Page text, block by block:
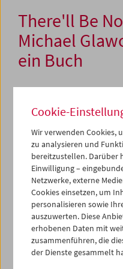
There'll Be
Michael
ein Buch
Der Filmemacher und
am 22. April 2014 in
Österreichische
viele seiner Freunde
dennoch keine Tränen
die enorme Lebendigkeit
Wien-Premiere seines
mit einem Schuhund mit
posthum erscheinenden
Das Buch, aus dem zum
Cookie-
Wir verwenden Cookies,
zu analysieren und
bereitzustellen. Darüber
Einwilligung –
Netzwerke, externe
Cookies einsetzen, um
personalisieren sowie
auszuwerten. Diese
erhobenen Daten mit
zusammenführen, die
der Dienste gesammelt